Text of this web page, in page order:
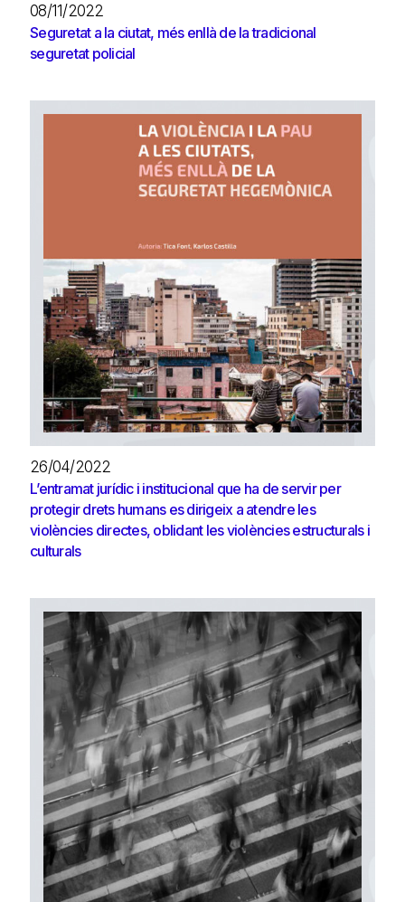
08/11/2022
Seguretat a la ciutat, més enllà de la tradicional
seguretat policial
26/04/2022
L’entramat jurídic i institucional que ha de servir per
protegir drets humans es dirigeix a atendre les
violències directes, oblidant les violències estructurals i
culturals